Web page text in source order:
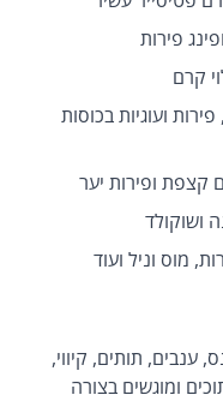
פירות
קרם
ועוגיות בכוסות
קצפת ופירות יער
ושוקולד
מוס וניל ועוד
ענבים, תותים, קיווי,
ומוגשים בצורה